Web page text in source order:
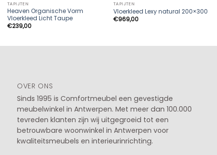
TAPIJTEN
Heaven Organische Vorm
Vloerkleed Licht Taupe
€239,00
TAPIJTEN
Vloerkleed Lexy natural 200×300
€969,00
OVER ONS
Sinds 1995 is Comfortmeubel een gevestigde
meubelwinkel in Antwerpen. Met meer dan 100.000
tevreden klanten zijn wij uitgegroeid tot een
betrouwbare woonwinkel in Antwerpen voor
kwaliteitsmeubels en interieurinrichting.